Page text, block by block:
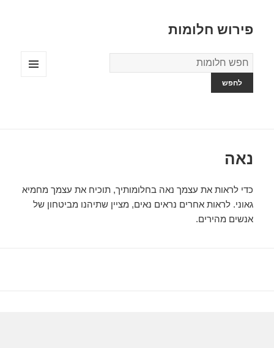
פירוש חלומות
מילון
החלומות
נאה
כדי לראות את עצמך נאה בחלומותיך, תוכיח את עצמך מחמיא
גאוני. לראות אחרים נראים נאים, מציין שתיהנו מביטחון של
אנשים מהירים.